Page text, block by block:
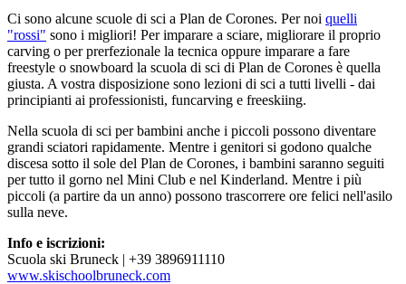
Ci sono alcune scuole di sci a Plan de Corones. Per noi quelli
"rossi" sono i migliori! Per imparare a sciare, migliorare il proprio
carving o per prerfezionale la tecnica oppure imparare a fare
freestyle o snowboard la scuola di sci di Plan de Corones è quella
giusta. A vostra disposizione sono lezioni di sci a tutti livelli - dai
principianti ai professionisti, funcarving e freeskiing.
Nella scuola di sci per bambini anche i piccoli possono diventare
grandi sciatori rapidamente. Mentre i genitori si godono qualche
discesa sotto il sole del Plan de Corones, i bambini saranno seguiti
per tutto il gorno nel Mini Club e nel Kinderland. Mentre i più
piccoli (a partire da un anno) possono trascorrere ore felici nell'asilo
sulla neve.
Info e iscrizioni:
Scuola ski Bruneck | +39 3896911110
www.skischoolbruneck.com